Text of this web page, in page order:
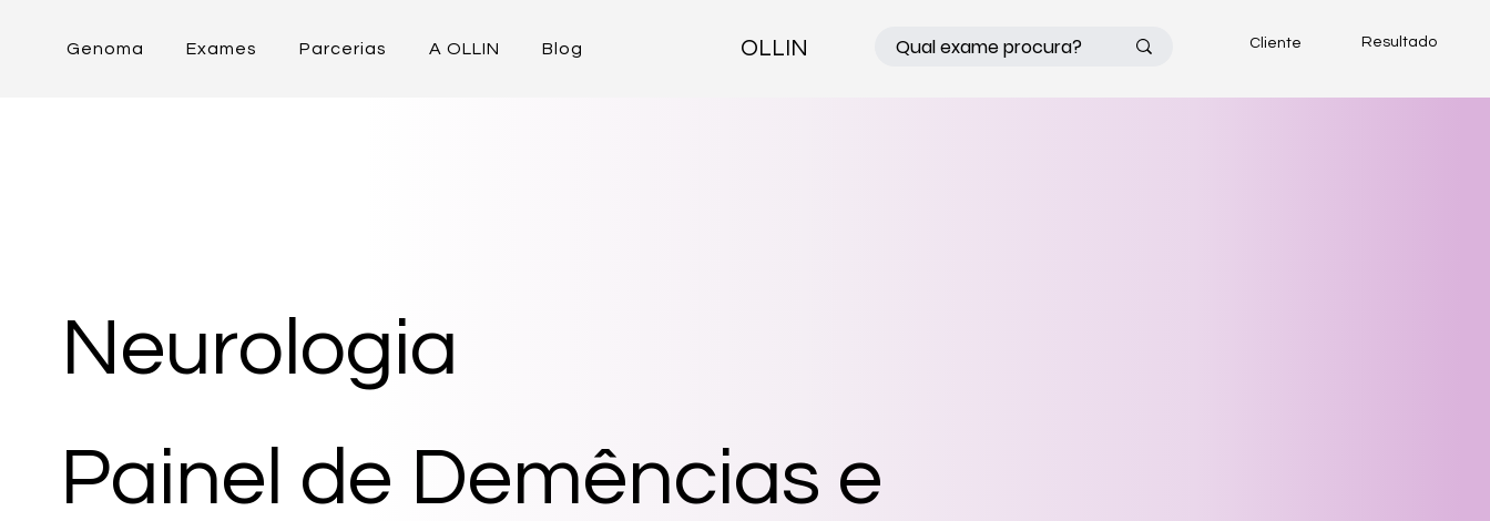
Genoma Exames Parcerias A OLLIN Blog OLLIN Cliente Resultado
Neurologia
Painel de Demências e